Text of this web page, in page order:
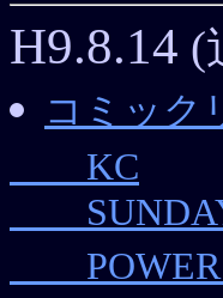
H9.8.14 (
コミック
KC
SUNDAY
POWER